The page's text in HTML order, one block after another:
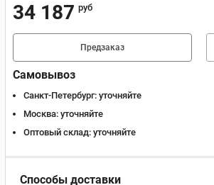
34 187 руб
Предзаказ
Самовывоз
Санкт-Петербург: уточняйте
Москва: уточняйте
Оптовый склад: уточняйте
Способы доставки